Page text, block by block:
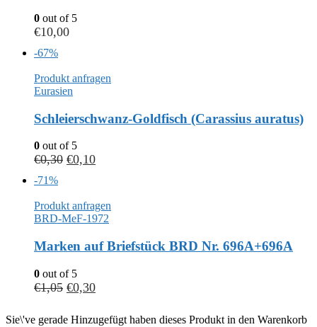
0 out of 5
€10,00
-67%
Produkt anfragen
Eurasien
Schleierschwanz-Goldfisch (Carassius auratus)
0 out of 5
€0,30 €0,10
-71%
Produkt anfragen
BRD-MeF-1972
Marken auf Briefstück BRD Nr. 696A+696A
0 out of 5
€1,05 €0,30
Sie\'ve gerade Hinzugefügt haben dieses Produkt in den Warenkorb